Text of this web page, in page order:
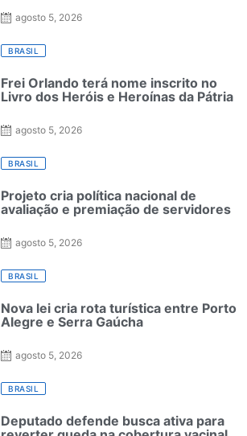
agosto 5, 2026
BRASIL
Frei Orlando terá nome inscrito no
Livro dos Heróis e Heroínas da Pátria
agosto 5, 2026
BRASIL
Projeto cria política nacional de
avaliação e premiação de servidores
agosto 5, 2026
BRASIL
Nova lei cria rota turística entre Porto
Alegre e Serra Gaúcha
agosto 5, 2026
BRASIL
Deputado defende busca ativa para